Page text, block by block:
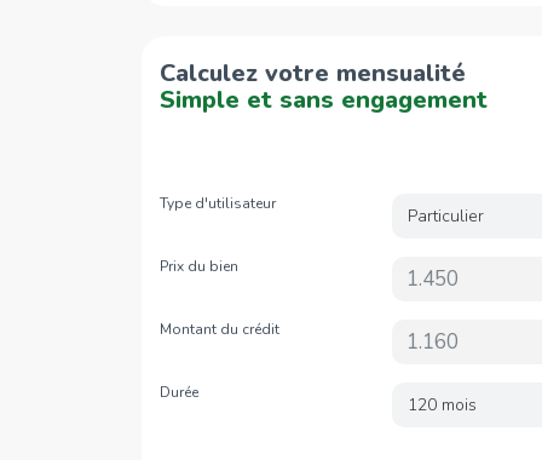
Calculez votre mensualité
Simple et sans engagement
Type d'utilisateur
Particulier
Prix du bien
Montant du crédit
Durée
120 mois